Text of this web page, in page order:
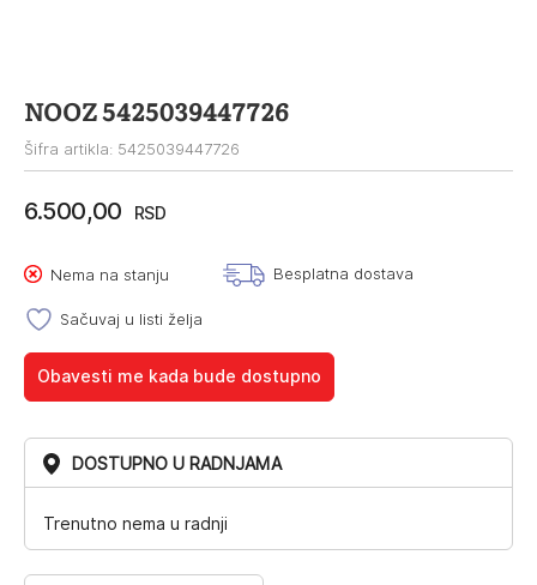
NOOZ 5425039447726
Šifra artikla: 5425039447726
6.500,00 RSD
Nema na stanju Besplatna dostava
Sačuvaj u listi želja
Obavesti me kada bude dostupno
DOSTUPNO U RADNJAMA
Trenutno nema u radnji